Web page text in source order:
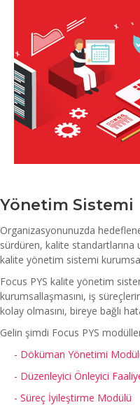
Yönetim Sistemi
Organizasyonunuzda
sürdüren, kalite standartlarına
kalite yönetim sistemi
Focus PYS kalite yönetim
kurumsallaşmasını, iş
kolay olmasını, bireye bağlı
Gelin şimdi Focus PYS
- Döküman Yönetimi
- Düzenleyici Önleyici
- Süreç İyileştirme Modülü